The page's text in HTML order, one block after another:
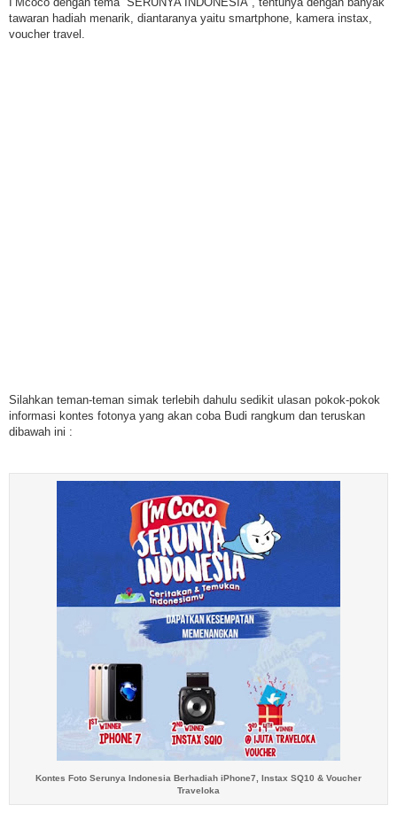
tawaran hadiah menarik, diantaranya yaitu smartphone, kamera instax,
voucher travel.
Silahkan teman-teman simak terlebih dahulu sedikit ulasan pokok-pokok
informasi kontes fotonya yang akan coba Budi rangkum dan teruskan
dibawah ini :
Kontes Foto Serunya Indonesia Berhadiah iPhone7, Instax SQ10 & Voucher
Traveloka